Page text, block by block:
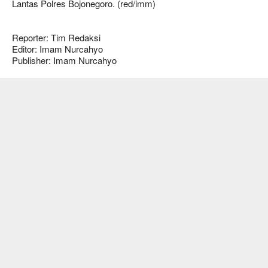
Lantas Polres Bojonegoro. (red/imm)
Reporter: Tim Redaksi
Editor: Imam Nurcahyo
Publisher: Imam Nurcahyo